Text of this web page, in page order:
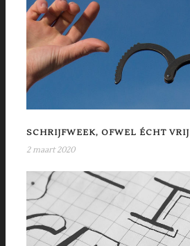
SCHRIJFWEEK, OFWEL ÉCHT
2 maart 2020